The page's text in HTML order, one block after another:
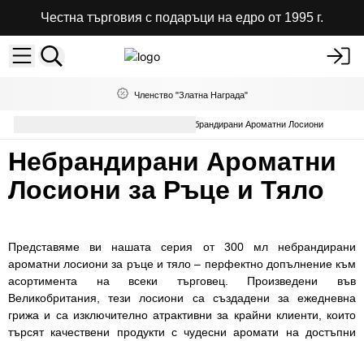
Честна търговия с подаръци на едро от 1995 г.
Членство "Златна Награда"
Небрандирани Ароматни Лосиони
Небрандирани Ароматни
Лосиони за Ръце и Тяло
Представяме ви нашата серия от 300 мл небрандирани
ароматни лосиони за ръце и тяло – перфектно допълнение към
асортимента на всеки търговец. Произведени във
Великобритания, тези лосиони са създадени за ежедневна
грижа и са изключително атрактивни за крайни клиенти, които
търсят качествени продукти с чудесни аромати на достъпни